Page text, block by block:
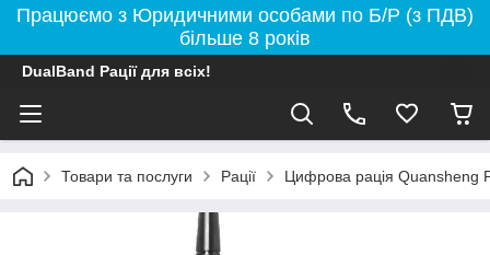
Працюємо з Юридичними особами по Б/Р (з ПДВ)
більше 8 років
DualBand Рації для всіх!
Товари та послуги Рації Цифрова рація Quansheng